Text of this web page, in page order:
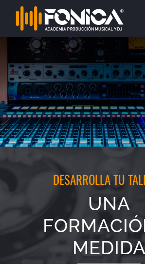
Saltar
contenido
DESARROLLA TU
UNA